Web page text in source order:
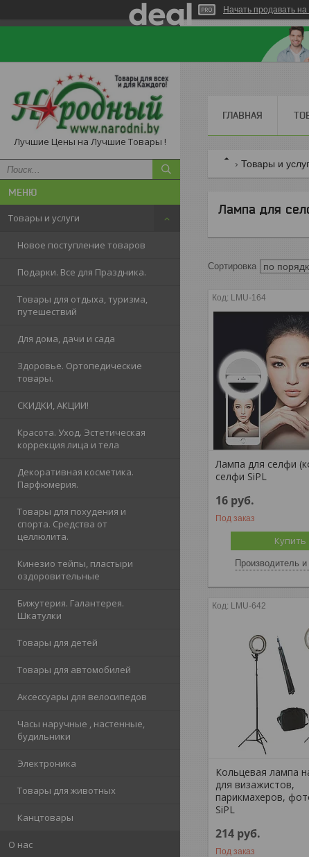
Начать продавать
Лучшие Цены на Лучшие Товары !
Товары и услуги
Новое поступление товаров
Подарки. Все для Праздника.
Товары для отдыха, туризма,
путешествий
Для дома, дачи и сада
Здоровье. Ортопедические
товары.
СКИДКИ, АКЦИИ!
Красота. Уход. Эстетическая
коррекция лица и тела
Декоративная косметика.
Парфюмерия.
Товары для похудения и
спорта. Средства от
целлюлита.
Кинезио тейпы, пластыри
оздоровительные
Бижутерия. Галантерея.
Шкатулки
Товары для детей
Товары для автомобилей
Аксессуары для велосипедов
Часы наручные , настенные,
будильники
Электроника
Товары для животных
Канцтовары
О нас
ГЛАВНАЯ
Товары и
Лампа для
LMU-164
Лампа для селфи
селфи SiPL
16 руб.
Под заказ
Купить
Производитель и
LMU-642
Кольцевая лампа
для визажистов,
парикмахеров,
SiPL
214 руб.
Под заказ